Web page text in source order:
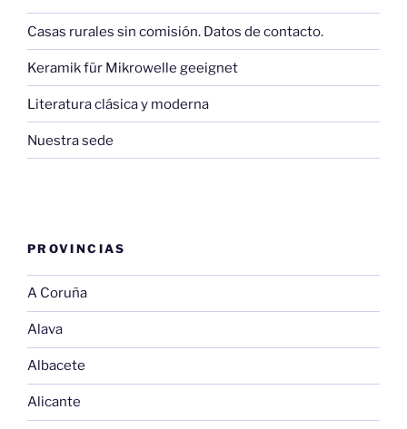
Casas rurales sin comisión. Datos de contacto.
Keramik für Mikrowelle geeignet
Literatura clásica y moderna
Nuestra sede
PROVINCIAS
A Coruña
Alava
Albacete
Alicante